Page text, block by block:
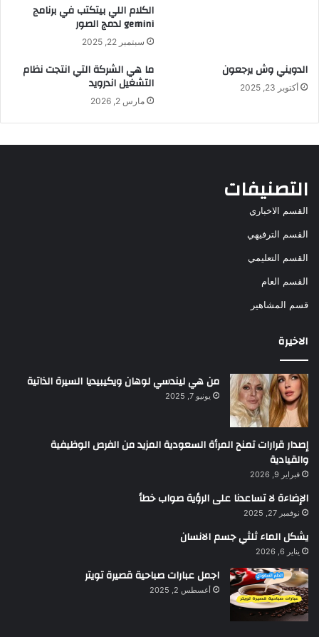
الكلام اللي بيتكتب في برنامج
gemini لدمج الصور
سبتمبر 22, 2025
الدويني وش يرجعون
أكتوبر 23, 2025
ما هي الشركة التي انتجت نظام
التشغيل اندرويد
مارس 2, 2026
التصنيفات
القسم الاخباري
القسم الترفيهي
القسم التعليمي
القسم العام
قسم المشاهير
الاخيرة
من هي ليندسي لوهان ويكيبيديا السيرة الذاتية
يونيو 7, 2025
إصدار قرارات تمنح المرأة السعودية المزيد من الفرص الوظيفية
والقيادية
فبراير 9, 2026
الإضاءة لا تساعدنا على الرؤية صواب خطأ
نوفمبر 27, 2025
يشكل الماء ثلثي جسم الانسان
يناير 6, 2026
اجمل عبارات صباحية قصيرة تويتر
أغسطس 2, 2025